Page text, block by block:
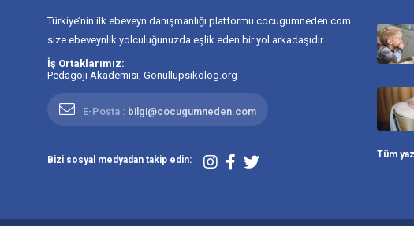
Türkiye’nin ilk ebeveyn danışmanlığı platformu cocugumneden.com
size ebeveynlik yolculuğunuzda eşlik eden bir yol arkadaşıdır.
İş Ortaklarımız:
Pedagoji Akademisi Gonullupsikolog.org
E-Posta : bilgi@cocugumneden.com
Bizi sosyal medyadan takip edin: Tüm